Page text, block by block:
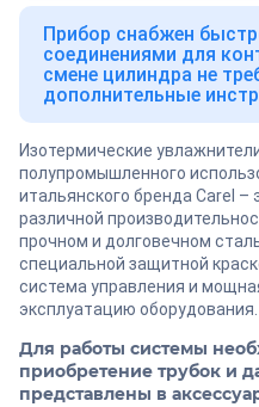
Прибор снабжен
соединениями для
смене цилиндра не
дополнительные
Изотермические
полупромышленного
итальянского бренда Carel
различной
прочном и долговечном
специальной защитной
система управления и
эксплуатацию оборудования.
Для работы системы
приобретение трубок и
представлены в